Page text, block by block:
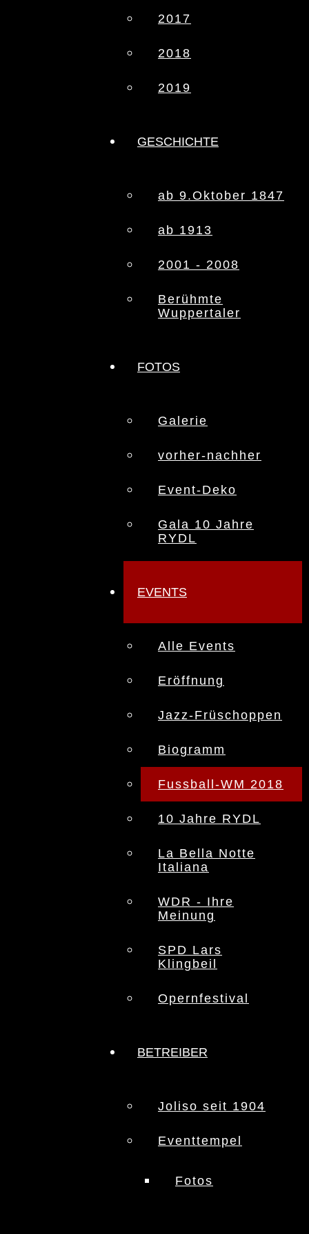
2017
2018
2019
GESCHICHTE
ab 9.Oktober 1847
ab 1913
2001 - 2008
Berühmte
Wuppertaler
FOTOS
Galerie
vorher-nachher
Event-Deko
Gala 10 Jahre
RYDL
EVENTS
Alle Events
Eröffnung
Jazz-Früschoppen
Biogramm
Fussball-WM 2018
10 Jahre RYDL
La Bella Notte
Italiana
WDR - Ihre
Meinung
SPD Lars
Klingbeil
Opernfestival
BETREIBER
Joliso seit 1904
Eventtempel
Fotos